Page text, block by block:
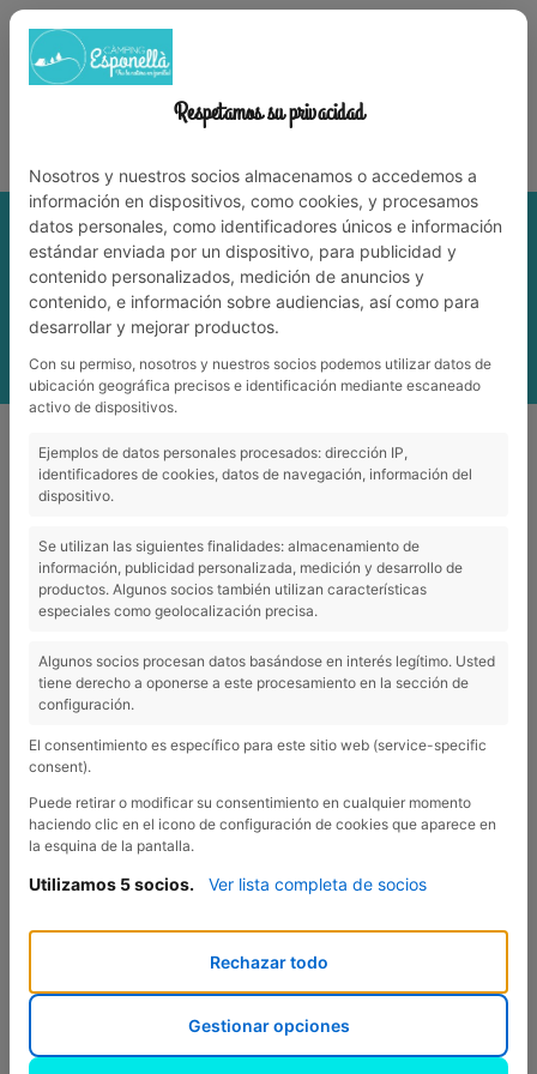
972 59 70 74
TRABAJA CON NOSOTROS
¡Vive la naturaleza en familia!
MENÚ
Rutas para hacer en invierno alrededor del Camping Esponellà
Rutas para hacer en invierno alrededor del
El invierno es una época ideal para explorar el entorno
Respetamos su privacidad
Nosotros y nuestros socios almacenamos o accedemos a
información en dispositivos, como cookies, y procesamos
datos personales, como identificadores únicos e información
estándar enviada por un dispositivo, para publicidad y
contenido personalizados, medición de anuncios y
contenido, e información sobre audiencias, así como para
desarrollar y mejorar productos.
Con su permiso, nosotros y nuestros socios podemos utilizar datos de
ubicación geográfica precisos e identificación mediante escaneado
activo de dispositivos.
Ejemplos de datos personales procesados: dirección IP,
identificadores de cookies, datos de navegación, información del
dispositivo.
Se utilizan las siguientes finalidades: almacenamiento de
información, publicidad personalizada, medición y desarrollo de
productos. Algunos socios también utilizan características
especiales como geolocalización precisa.
Algunos socios procesan datos basándose en interés legítimo. Usted
tiene derecho a oponerse a este procesamiento en la sección de
configuración.
El consentimiento es específico para este sitio web (service-specific
consent).
Puede retirar o modificar su consentimiento en cualquier momento
haciendo clic en el icono de configuración de cookies que aparece en
la esquina de la pantalla.
Utilizamos 5 socios. Ver lista completa de socios
Rechazar todo
Gestionar opciones